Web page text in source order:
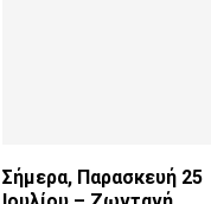
Σήμερα, Παρασκευή 25